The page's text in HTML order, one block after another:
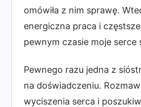
omówiła z nim sprawę.
energiczna praca i
pewnym czasie moje serce
Pewnego razu jedna z
na doświadczeniu.
wyciszenia serca i